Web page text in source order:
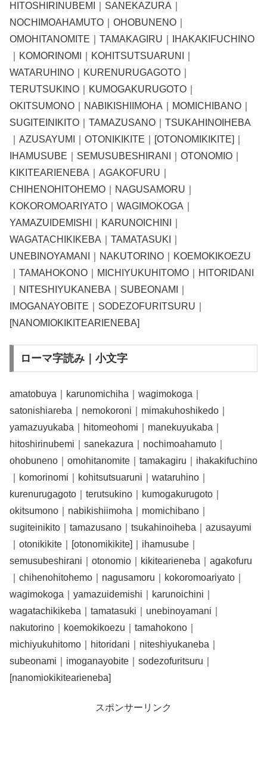
HITOSHIRINUBEMI｜SANEKAZURA｜
NOCHIMOAHAMUTO｜OHOBUNENO｜
OMOHITANOMITE｜TAMAKAGIRU｜IHAKAKIFUCHINO
｜KOMORINOMI｜KOHITSUTSUARUNI｜
WATARUHINO｜KURENURUGAGOTO｜
TERUTSUKINO｜KUMOGAKURUGOTO｜
OKITSUMONO｜NABIKISHIIMOHA｜MOMICHIBANO｜
SUGITEINIKITO｜TAMAZUSANO｜TSUKAHINOIHEBA
｜AZUSAYUMI｜OTONIKIKITE｜[OTONOMIKIKITE]｜
IHAMUSUBE｜SEMUSUBESHIRANI｜OTONOMIO｜
KIKITEARIENEBA｜AGAKOFURU｜
CHIHENOHITOHEMO｜NAGUSAMORU｜
KOKOROMOARIYATO｜WAGIMOKOGA｜
YAMAZUIDEMISHI｜KARUNOICHINI｜
WAGATACHIKIKEBA｜TAMATASUKI｜
UNEBINOYAMANI｜NAKUTORINO｜KOEMOKIKOEZU
｜TAMAHOKONO｜MICHIYUKUHITOMO｜HITORIDANI
｜NITESHIYUKANEBA｜SUBEONAMI｜
IMOGANAYOBITE｜SODEZOFURITSURU｜
[NANOMIOKIKITEARIENEBA]
ローマ字読み｜小文字
amatobuya｜karunomichiha｜wagimokoga｜
satonishiareba｜nemokoroni｜mimakuhoshikedo｜
yamazuyukaba｜hitomeohomi｜manekuyukaba｜
hitoshirinubemi｜sanekazura｜nochimoahamuto｜
ohobuneno｜omohitanomite｜tamakagiru｜ihakakifuchino
｜komorinomi｜kohitsutsuaruni｜wataruhino｜
kurenurugagoto｜terutsukino｜kumogakurugoto｜
okitsumono｜nabikishiimoha｜momichibano｜
sugiteinikito｜tamazusano｜tsukahinoiheba｜azusayumi
｜otonikikite｜[otonomikikite]｜ihamusube｜
semusubeshirani｜otonomio｜kikitearieneba｜agakofuru
｜chihenohitohemo｜nagusamoru｜kokoromoariyato｜
wagimokoga｜yamazuidemishi｜karunoichini｜
wagatachikikeba｜tamatasuki｜unebinoyamani｜
nakutorino｜koemokikoezu｜tamahokono｜
michiyukuhitomo｜hitoridani｜niteshiyukaneba｜
subeonami｜imoganayobite｜sodezofuritsuru｜
[nanomiokikitearieneba]
スポンサーリンク